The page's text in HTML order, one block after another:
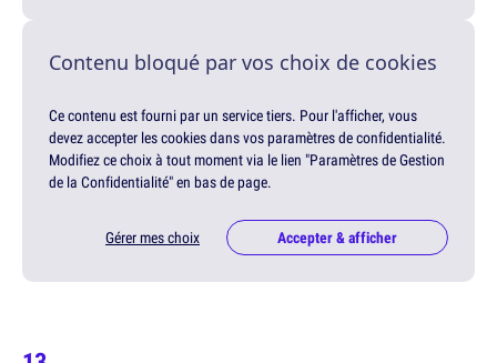
Contenu bloqué par vos choix de cookies
Ce contenu est fourni par un service tiers. Pour l'afficher, vous
devez accepter les cookies dans vos paramètres de confidentialité.
Modifiez ce choix à tout moment via le lien "Paramètres de Gestion
de la Confidentialité" en bas de page.
Gérer mes choix Accepter & afficher